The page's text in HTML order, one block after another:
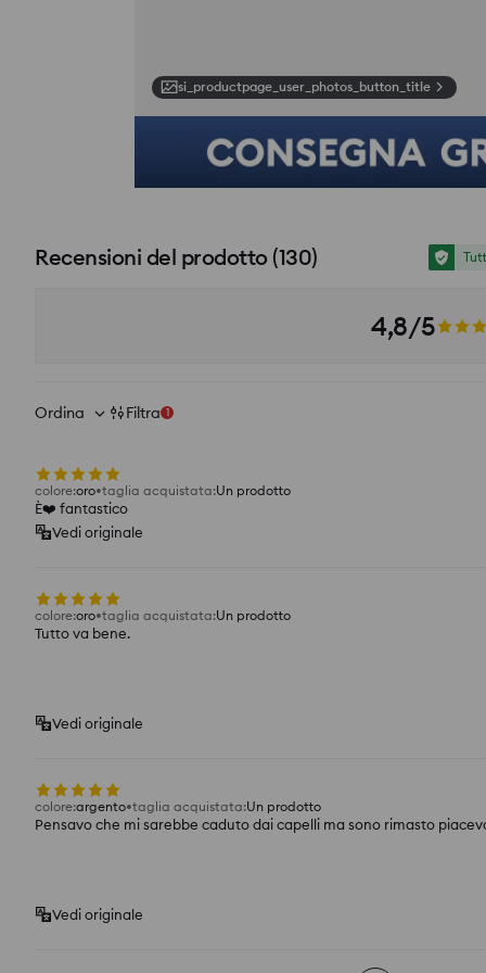
si_productpage_user_photos_button_title
Recensioni del prodotto(130)
4,8/5
Ordina Filtra 1
colore:oro taglia acquistata:Un prodotto
È❤️ fantastico
Vedi originale
colore:oro taglia acquistata:Un prodotto
Tutto va bene.
Vedi originale
colore:argento taglia acquistata:Un prodotto
Pensavo che mi sarebbe caduto dai capelli ma sono rimasto
Vedi originale